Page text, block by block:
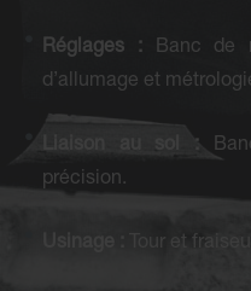
Réglages :Banc de
d’allumage et
Liaison au sol :
précision.
Tour et